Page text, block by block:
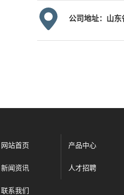
公司地址：山东
网站首页 产品中心
新闻资讯 人才招聘
联系我们